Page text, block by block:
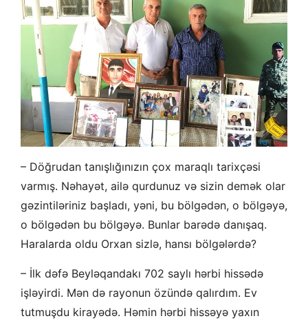
– Döğrudan tanışlığınızın çox maraqlı tarixçəsi
varmış. Nəhayət, ailə qurdunuz və sizin demək olar
gəzintiləriniz başladı, yəni, bu bölgədən, o bölgəyə,
o bölgədən bu bölgəyə. Bunlar barədə danışaq.
Haralarda oldu Orxan sizlə, hansı bölgələrdə?
– İlk dəfə Beyləqandakı 702 saylı hərbi hissədə
işləyirdi. Mən də rayonun özündə qalırdım. Ev
tutmuşdu kirayədə. Həmin hərbi hissəyə yaxın